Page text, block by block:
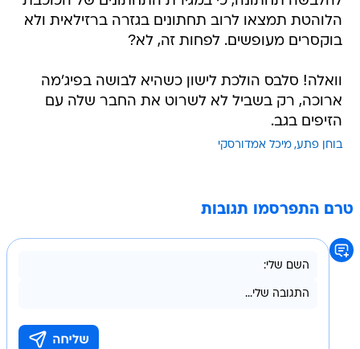
הלוהטת תמצאו לרוב תחתונים בגזרה ברזילאית ולא
בוקסרים מעופשים. לפחות זה, לא?
וואלה! סלבס הולכת לישון כשהיא לבושה בפיג'מה
ארוכה, רק בשביל לא לשרוט את החבר שלה עם
הזיפים בגב.
בוחן פתע מיכל אמדורסקי
טרם התפרסמו תגובות